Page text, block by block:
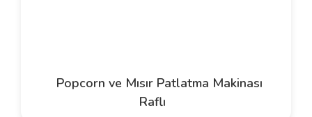
Popcorn ve Mısır Patlatma Makinası
Raflı